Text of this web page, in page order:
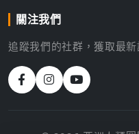
關注我們
追蹤我們的社群，獲取最